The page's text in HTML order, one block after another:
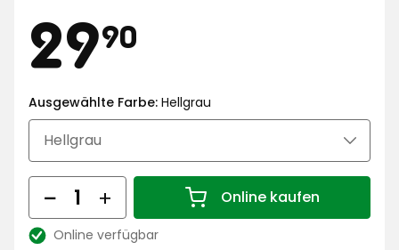
Preis
2990
€
Ausgewählte Farbe: Hellgrau
Menge Online kaufen
Menge 1
Lagerbestand:
Online verfügbar